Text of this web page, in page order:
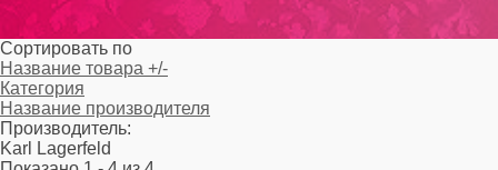
Сортировать по
Название товара +/-
Категория
Название производителя
Производитель:
Karl Lagerfeld